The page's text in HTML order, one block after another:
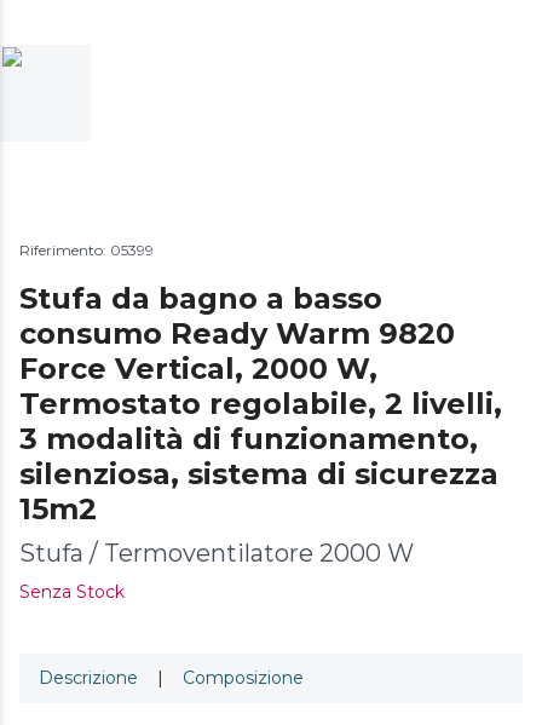
Riferimento: 05399
Stufa da bagno a basso
consumo Ready Warm 9820
Force Vertical, 2000 W,
Termostato regolabile, 2 livelli,
3 modalità di funzionamento,
silenziosa, sistema di sicurezza
15m2
Stufa / Termoventilatore 2000 W
Senza Stock
Descrizione | Composizione